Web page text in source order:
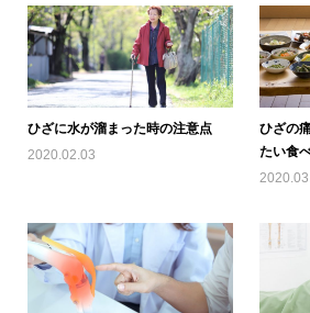
ひざに水が溜まった時の注意点
2020.02.03
ひざの
たい食